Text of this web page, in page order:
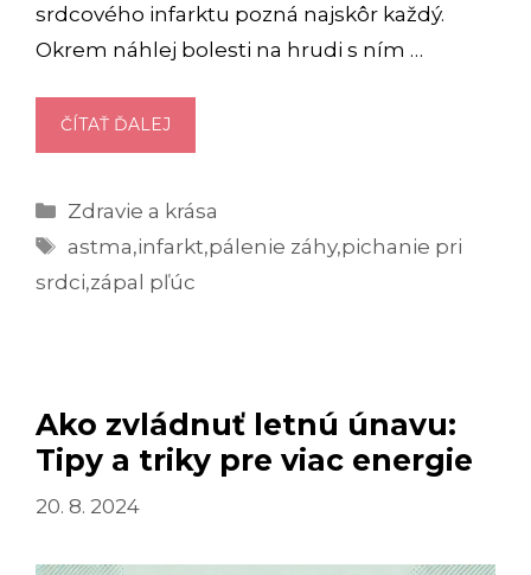
srdcového infarktu pozná najskôr každý.
Okrem náhlej bolesti na hrudi s ním …
ČÍTAŤ ĎALEJ
PRI
NEMUSÍ
BYŤ
IBA
Kategórie
Zdravie a krása
Značky
astma,infarkt,pálenie záhy,pichanie pri
srdci,zápal pľúc
Ako zvládnuť letnú únavu:
Tipy a triky pre viac energie
20. 8. 2024